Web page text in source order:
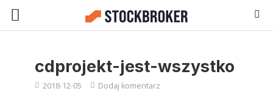
cdprojekt-jest-wszystko
2018-12-05 Dodaj komentarz